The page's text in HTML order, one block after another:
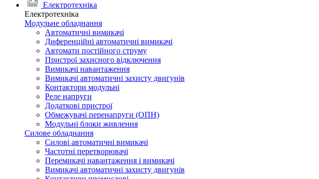
Електротехніка
Електротехніка
Модульне обладнання
Автоматичні вимикачі
Диференційні автоматичні вимикачі
Автомати постійного струму
Пристрої захисного відключення
Вимикачі навантаження
Вимикачі автоматичні захисту двигунів
Контактори модульні
Реле напруги
Додаткові пристрої
Обмежувачі перенапруги (ОПН)
Модульні блоки живлення
Силове обладнання
Силові автоматичні вимикачі
Частотні перетворювачі
Перемикачі навантаження і вимикачі
Вимикачі автоматичні захисту двигунів